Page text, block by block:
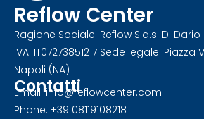
Reflow Center
Ragione Sociale: Reflow S.a.s. Di
IVA: IT07273851217 Sede legale: Piazza
Napoli (NA)
Contatti
Email: info@reflowcenter.com
Phone: +39 08119108218